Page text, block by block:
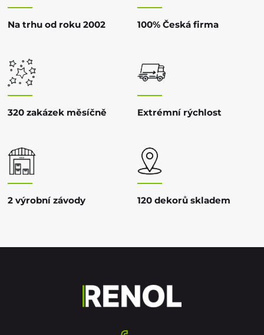
Na trhu od roku 2002 100% Česká firma
320 zakázek měsíčně Extrémní rýchlost
2 výrobní závody 120 dekorů skladem